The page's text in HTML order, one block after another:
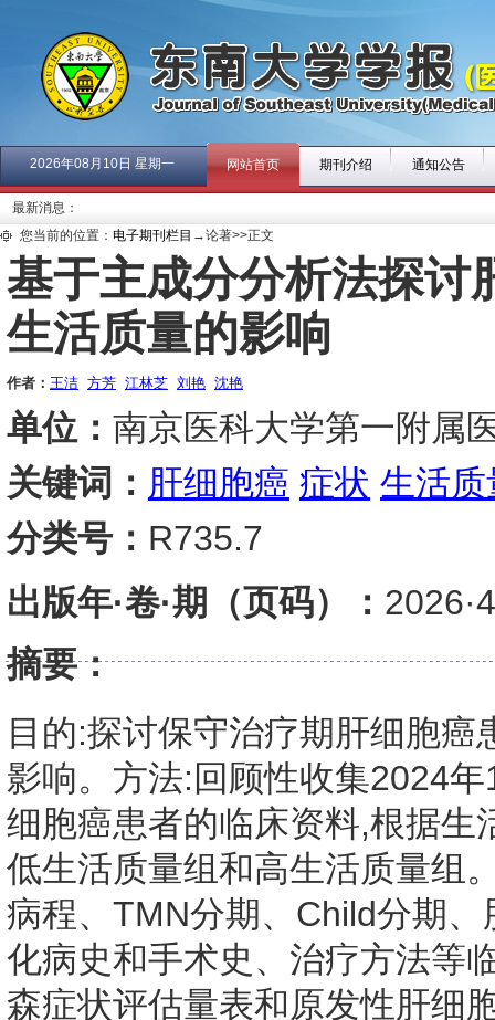
2026年08月10日 星期一 网站首页 期刊介绍 通知公告
最新消息：
您当前的位置： 电子期刊栏目 →论著>>正文
基于主成分分析法探讨
生活质量的影响
作者： 王洁 方芳 江林芝 刘艳 沈艳
单位： 南京医科大学第一附属
关键词： 肝细胞癌 症状 生活质
分类号： R735.7
出版年·卷·期（页码）：
摘要：
目的:探讨保守治疗期肝细胞
影响。方法:回顾性收集2024
细胞癌患者的临床资料,根据生
低生活质量组和高生活质量组
病程、TMN分期、Child分期
化病史和手术史、治疗方法等
森症状评估量表和原发性肝细